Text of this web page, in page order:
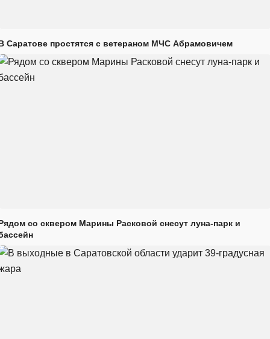
Саратове простятся с ветераном МЧС Абрамовичем
со сквером Марины Расковой снесут луна-парк и